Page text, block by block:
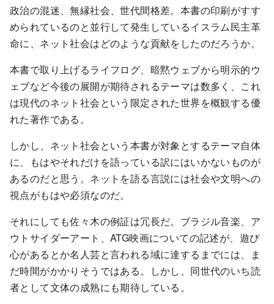
政治の混迷、無縁社会、世代間格差。本書の印刷がすす
められているのと並行して発生しているイスラム民主革
命に、ネット社会はどのような貢献をしたのだろうか。
本書で取り上げるライフログ、暗黙ウェブから明示的ウ
ェブなど今後の展開が期待されるテーマは数多く、これ
は現代のネット社会という限定された世界を概観する優
れた著作である。
しかし、ネット社会という本書が対象とするテーマ自体
に、もはやそれだけを語っている訳にはいかないものが
あるのだと思う。ネットを語る言説には社会や文明への
視点がもはや必須なのだ。
それにしても佐々木の例証は冗長だ。ブラジル音楽、ア
ウトサイダーアート、ATG映画についての記述が、遊び
心があるとか名人芸と言われる域に達するまでには、ま
だ時間がかかりそうではある。しかし、同世代のいち読
者として文体の成熟にも期待している。